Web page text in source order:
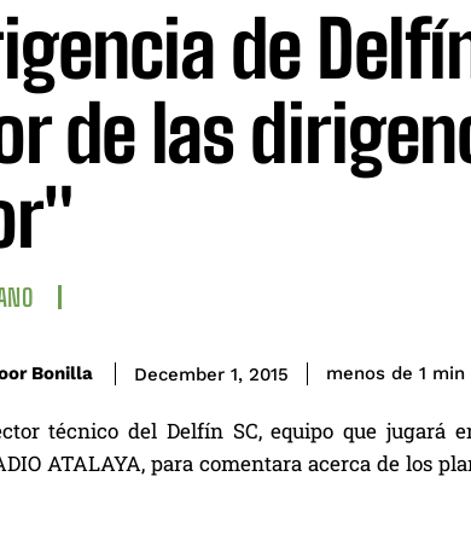
de
de las
Bonilla December 1, 2015 menos de 1 min
técnico del Delfín SC, equipo que jugará
ATALAYA, para comentara acerca de los